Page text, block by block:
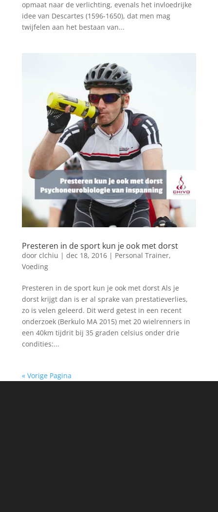
opmaat naar de verlichting, evenals het invloedrijke
idee van Descartes (1596-1650), dat men mag
twijfelen aan het bestaan van...
Presteren in de sport kun je ook met dorst
door clchiu | dec 18, 2016| Personal Trainer,
Voeding
Presteren in de sport kun je ook met dorst Als je
dorst krijgt dan is er al sprake van prestatieverlies,
zo is velen geleerd. Dit werd getest in een recent
onderzoek (Berkulo MA 2015) met 20 wielrenners in
een 40km tijdrit bij 35 graden celsius onder drie
condities:...
« Vorige Pagina